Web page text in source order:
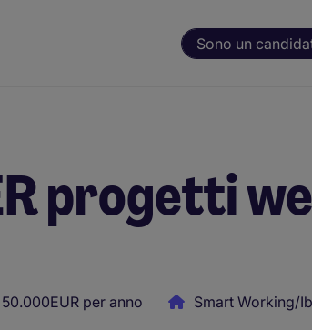
Sono un
progetti
per anno Smart Working/